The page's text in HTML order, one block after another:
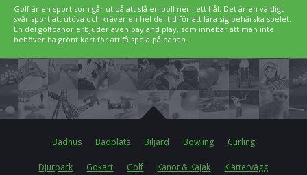
Golf är en sport som går ut på att slå en boll ner i ett hål. Det är en väldigt
svår sport att utöva och kräver en hel del tid för att lära sig behärska spelet.
En del golfbanor erbjuder även pay and play, som innebär att man inte
behöver ha grönt kort för att få spela på banan.
Badhus Badplats Biljard Bowling Curling
Djurpark Gokart Golf Kanot & Kajak Klättervägg